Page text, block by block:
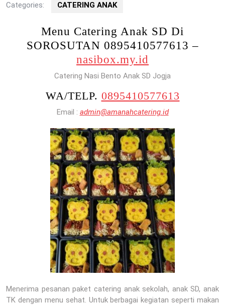
Categories: CATERING ANAK
Menu Catering Anak SD Di
SOROSUTAN 0895410577613 –
nasibox.my.id
Catering Nasi Bento Anak SD Jogja
WA/TELP. 0895410577613
Email : admin@amanahcatering.id
Menerima pesanan paket catering anak sekolah, anak SD, anak
TK dengan menu sehat. Untuk berbagai kegiatan seperti makan